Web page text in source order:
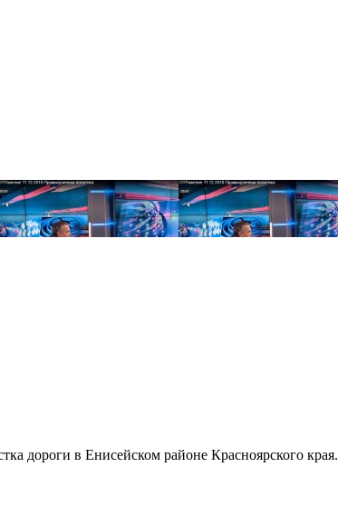
дороги в Енисейском районе Красноярского края.